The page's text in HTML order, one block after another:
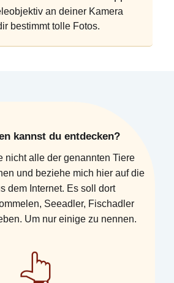
an deiner Kamera
bestimmt tolle Fotos.
kannst du entdecken?
nicht alle der genannten Tiere
und beziehe mich hier auf die
dem Internet. Es soll dort
Seeadler, Fischadler
Um nur einige zu nennen.